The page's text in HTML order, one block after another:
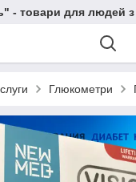
- товари для людей
Глюкометри